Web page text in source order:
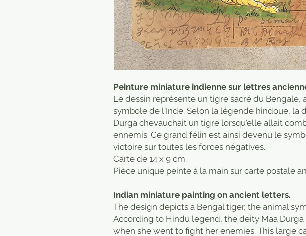
Peinture miniature indienne sur lettres
Le dessin représente un tigre sacré du Bengale,
symbole de l'Inde. Selon la légende hindoue, la
Durga chevauchait un tigre lorsqu'elle allait
ennemis. Ce grand félin est ainsi devenu le
victoire sur toutes les forces négatives.
Carte de 14 x 9 cm.
Pièce unique peinte à la main sur carte postale
Indian miniature painting on ancient letters.
The design depicts a Bengal tiger, the animal
According to Hindu legend, the deity Maa
when she went to fight her enemies. This large